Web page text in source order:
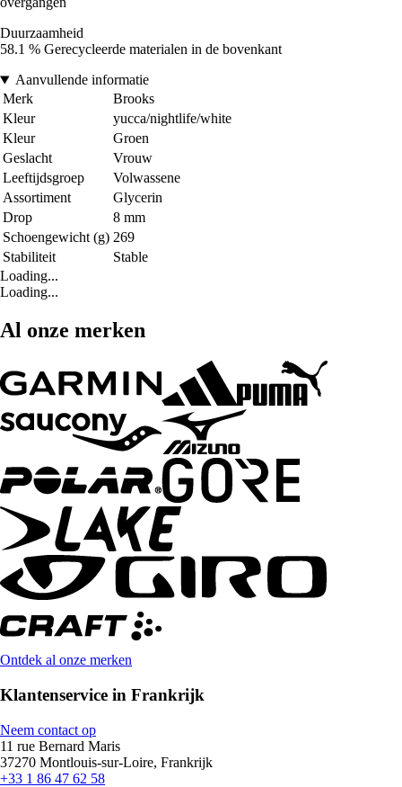
Duurzaamheid
58.1 % Gerecycleerde materialen in de bovenkant
Aanvullende informatie
Merk
Brooks
Kleur
yucca/nightlife/white
Kleur
Groen
Geslacht
Vrouw
Leeftijdsgroep
Volwassene
Assortiment
Glycerin
Drop
8 mm
Schoengewicht (g) 269
Stabiliteit
Stable
Loading...
Loading...
Al onze merken
Ontdek al onze merken
Klantenservice in Frankrijk
Neem contact op
11 rue Bernard Maris
37270 Montlouis-sur-Loire, Frankrijk
+33 1 86 47 62 58